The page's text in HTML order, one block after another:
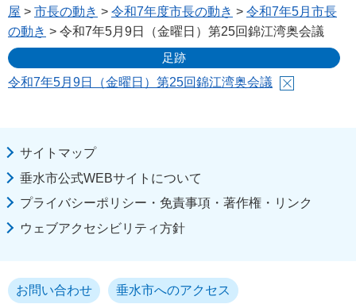
屋 > 市長の動き > 令和7年度市長の動き > 令和7年5月市長
の動き > 令和7年5月9日（金曜日）第25回錦江湾奥会議
足跡
令和7年5月9日（金曜日）第25回錦江湾奥会議
サイトマップ
垂水市公式WEBサイトについて
プライバシーポリシー・免責事項・著作権・リンク
ウェブアクセシビリティ方針
お問い合わせ 垂水市へのアクセス